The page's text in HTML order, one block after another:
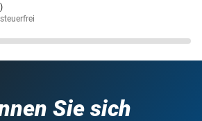
steuerfrei
Sie sich